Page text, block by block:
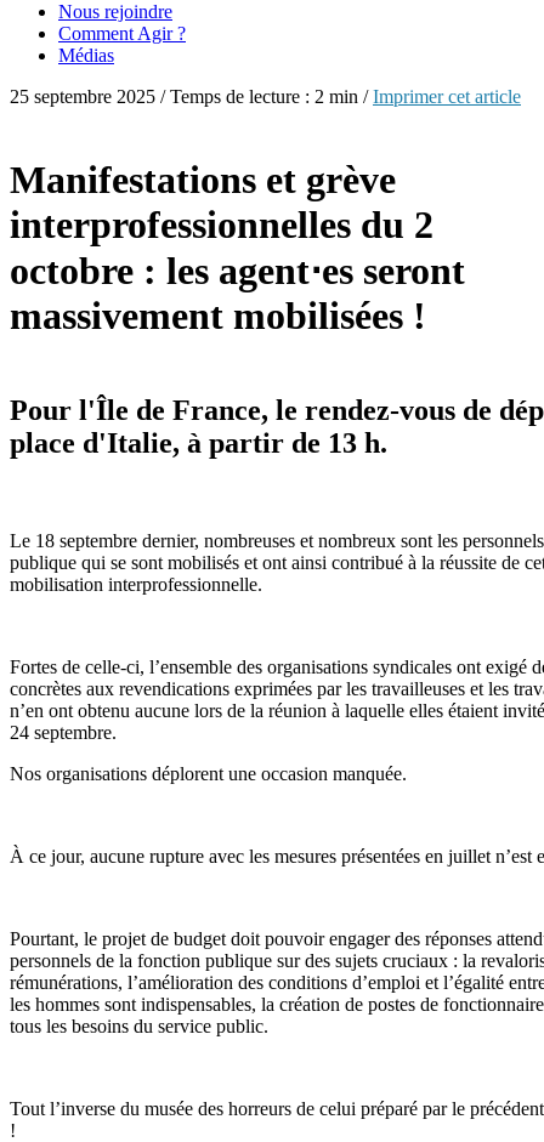
Nous rejoindre
Comment Agir ?
Médias
25 septembre 2025 / Temps de lecture : 2 min /Imprimer cet article
Manifestations et grève
interprofessionnelles du 2
octobre : les agent⋅es seront
massivement mobilisées !
Pour l'Île de France, le rendez-vous de
place d'Italie, à partir de 13 h.
Le 18 septembre dernier, nombreuses et nombreux sont les
publique qui se sont mobilisés et ont ainsi contribué à la réussite de
mobilisation interprofessionnelle.
Fortes de celle-ci, l’ensemble des organisations syndicales ont exigé
concrètes aux revendications exprimées par les travailleuses et les
n’en ont obtenu aucune lors de la réunion à laquelle elles étaient
24 septembre.
Nos organisations déplorent une occasion manquée.
À ce jour, aucune rupture avec les mesures présentées en juillet n’est
Pourtant, le projet de budget doit pouvoir engager des réponses
personnels de la fonction publique sur des sujets cruciaux : la
rémunérations, l’amélioration des conditions d’emploi et l’égalité
les hommes sont indispensables, la création de postes de
tous les besoins du service public.
Tout l’inverse du musée des horreurs de celui préparé par le
!